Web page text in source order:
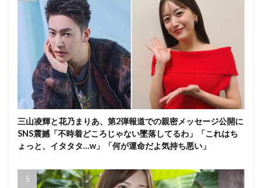
三山凌輝と花乃まりあ、第2弾報道での親密メッセージ公開に
SNS震撼「不時着どころじゃない墜落してるわ」「これはち
ょっと、イタタタ…w」「何が運命だよ気持ち悪い」